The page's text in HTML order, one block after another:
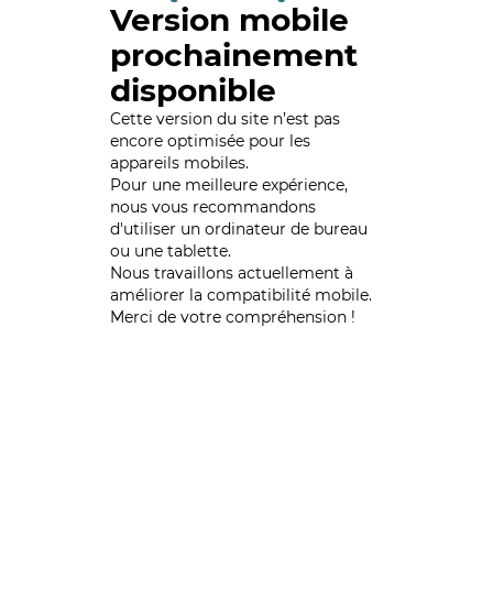
Version mobile
prochainement
disponible
Cette version du site n’est pas
encore optimisée pour les
appareils mobiles.
Pour une meilleure expérience,
nous vous recommandons
d'utiliser un ordinateur de bureau
ou une tablette.
Nous travaillons actuellement à
améliorer la compatibilité mobile.
Merci de votre compréhension !